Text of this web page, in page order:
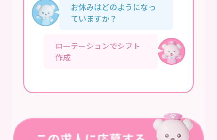
お休みはどのようになっ
ていますか？
ローテーションでシフト
作成